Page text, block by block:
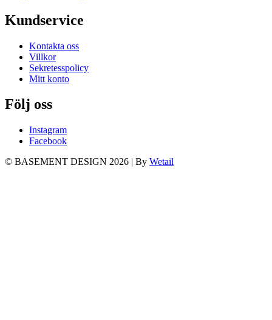
Kundservice
Kontakta oss
Villkor
Sekretesspolicy
Mitt konto
Följ oss
Instagram
Facebook
© BASEMENT DESIGN 2026 | By Wetail